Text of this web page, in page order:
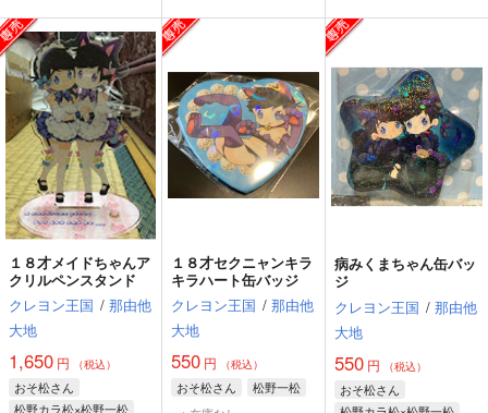
１８才メイドちゃんア
クリルペンスタンド
クレヨン王国 / 那由他
大地
1,650 円 （税込）
おそ松さん
松野カラ松×松野一松
１８才セクニャンキラ
キラハート缶バッジ
クレヨン王国 / 那由他
大地
550 円 （税込）
おそ松さん
松野一松
病みくまちゃん缶バッ
ジ
クレヨン王国 / 那由他
大地
550円 （税込）
おそ松さん